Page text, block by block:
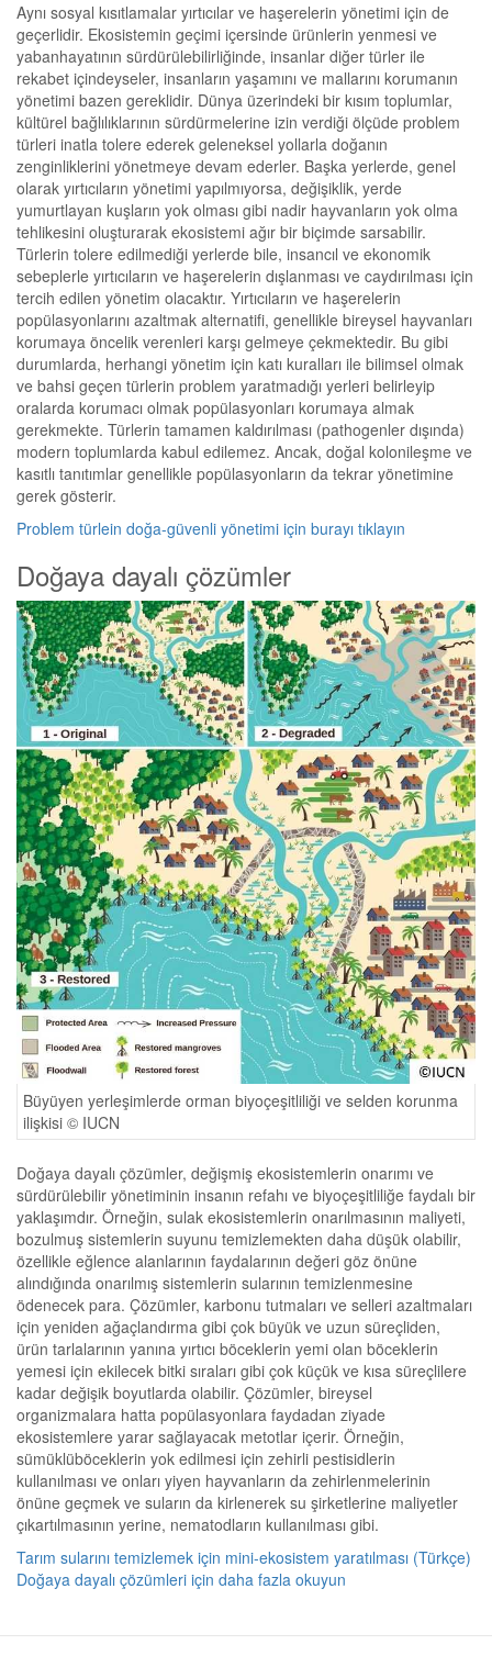
Aynı sosyal kısıtlamalar yırtıcılar ve haşerelerin yönetimi için de
geçerlidir. Ekosistemin geçimi içersinde ürünlerin yenmesi ve
yabanhayatının sürdürülebilirliğinde, insanlar diğer türler ile
rekabet içindeyseler, insanların yaşamını ve mallarını korumanın
yönetimi bazen gereklidir. Dünya üzerindeki bir kısım toplumlar,
kültürel bağlılıklarının sürdürmelerine izin verdiği ölçüde problem
türleri inatla tolere ederek geleneksel yollarla doğanın
zenginliklerini yönetmeye devam ederler. Başka yerlerde, genel
olarak yırtıcıların yönetimi yapılmıyorsa, değişiklik, yerde
yumurtlayan kuşların yok olması gibi nadir hayvanların yok olma
tehlikesini oluşturarak ekosistemi ağır bir biçimde sarsabilir.
Türlerin tolere edilmediği yerlerde bile, insancıl ve ekonomik
sebeplerle yırtıcıların ve haşerelerin dışlanması ve caydırılması için
tercih edilen yönetim olacaktır. Yırtıcıların ve haşerelerin
popülasyonlarını azaltmak alternatifi, genellikle bireysel hayvanları
korumaya öncelik verenleri karşı gelmeye çekmektedir. Bu gibi
durumlarda, herhangi yönetim için katı kuralları ile bilimsel olmak
ve bahsi geçen türlerin problem yaratmadığı yerleri belirleyip
oralarda korumacı olmak popülasyonları korumaya almak
gerekmekte. Türlerin tamamen kaldırılması (pathogenler dışında)
modern toplumlarda kabul edilemez. Ancak, doğal kolonileşme ve
kasıtlı tanıtımlar genellikle popülasyonların da tekrar yönetimine
gerek gösterir.
Problem türlein doğa-güvenli yönetimi için burayı tıklayın
Doğaya dayalı çözümler
Büyüyen yerleşimlerde orman biyoçeşitliliği ve selden korunma
ilişkisi © IUCN
Doğaya dayalı çözümler, değişmiş ekosistemlerin onarımı ve
sürdürülebilir yönetiminin insanın refahı ve biyoçeşitliliğe faydalı bir
yaklaşımdır. Örneğin, sulak ekosistemlerin onarılmasının maliyeti,
bozulmuş sistemlerin suyunu temizlemekten daha düşük olabilir,
özellikle eğlence alanlarının faydalarının değeri göz önüne
alındığında onarılmış sistemlerin sularının temizlenmesine
ödenecek para. Çözümler, karbonu tutmaları ve selleri azaltmaları
için yeniden ağaçlandırma gibi çok büyük ve uzun süreçliden,
ürün tarlalarının yanına yırtıcı böceklerin yemi olan böceklerin
yemesi için ekilecek bitki sıraları gibi çok küçük ve kısa süreçlilere
kadar değişik boyutlarda olabilir. Çözümler, bireysel
organizmalara hatta popülasyonlara faydadan ziyade
ekosistemlere yarar sağlayacak metotlar içerir. Örneğin,
sümüklüböceklerin yok edilmesi için zehirli pestisidlerin
kullanılması ve onları yiyen hayvanların da zehirlenmelerinin
önüne geçmek ve suların da kirlenerek su şirketlerine maliyetler
çıkartılmasının yerine, nematodların kullanılması gibi.
Tarım sularını temizlemek için mini-ekosistem yaratılması (Türkçe)
Doğaya dayalı çözümleri için daha fazla okuyun